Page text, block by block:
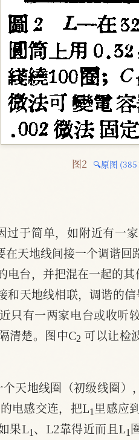
图2 🔍原图
过于简单，如附近有一
天地线间接一个调谐回
电台，并把混在一起的
和天地线相联，调谐的
只有一两家电台或收听
清楚。图中C
2
可以让检
天地线圈（初级线圈
电感交连，把L
1
里感应
果L
1
、L2靠得近而且L
1